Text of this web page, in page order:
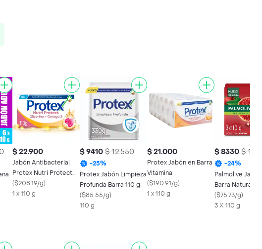
$ 22.900
Jabón Antibacterial
Protex Nutri Protect
Omega 3 Barra 110 g
($208.19/g)
1 x 110 g
$ 9410 $ 12.550
-25%
Protex Jabón Limpieza
Profunda Barra 110 g
($85.55/g)
110 g
$ 21.000
Protex Jabón en Barra
Vitamina
($190.91/g)
1 x 110 g
$ 8330 $
-24%
Palmolive
Barra Naturals
Granada 110 g
($75.73/g)
3 X 110 g